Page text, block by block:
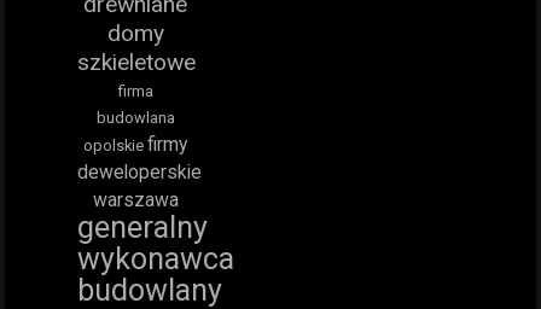
domy
szkieletowe
firma
budowlana
opolskie firmy
deweloperskie
warszawa
generalny
wykonawca
budowlany